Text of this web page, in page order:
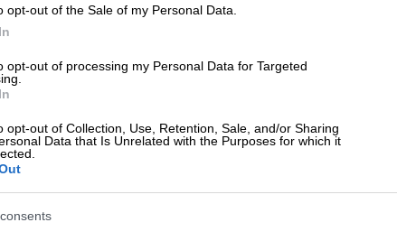
opt-out of the Sale of my Personal Data.
opt-out of processing my Personal Data for Targeted
opt-out of Collection, Use, Retention, Sale, and/or Sharing
Data that Is Unrelated with the Purposes for which it
1450 με 1600 μέτρων,
Σαμαρίνας
αλλά και των Βαλκανίων, ενώ πολλοί
Πρωτεύουσα της Πίνδου”.
του νομού